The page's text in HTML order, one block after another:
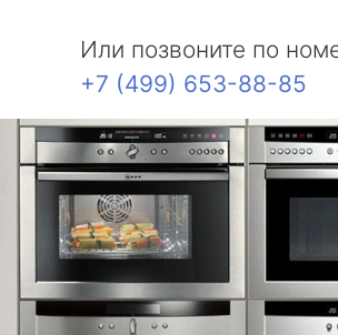
Или позвоните по
+7 (499) 653-88-85